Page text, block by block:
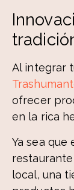
Al integrar
ofrecer
en la rica
Ya sea que
local, una